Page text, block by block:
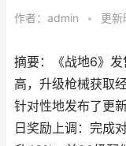
作者： admin • 更
摘要：《战地6》发
高，升级枪械获取
针对性地发布了更
日奖励上调：完成